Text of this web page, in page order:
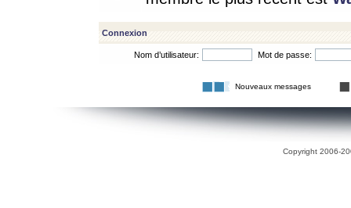
Connexion
Nom d’utilisateur: Mot de passe:
Nouveaux messages
Copyright 2006-